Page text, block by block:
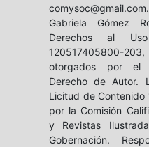
Gabriela Gómez
Derechos al
120517405800-
otorgados por el
Derecho de Autor.
Licitud de
por la Comisión
y Revistas
Gobernación.